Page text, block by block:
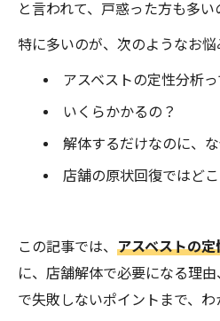
と言われて、戸惑った方も多い
特に多いのが、次のようなお悩
アスベストの定性分析っ
いくらかかるの？
解体するだけなのに、
店舗の原状回復ではど
この記事では、 アスベストの
に、店舗解体で必要になる理
で失敗しないポイントまで、わ